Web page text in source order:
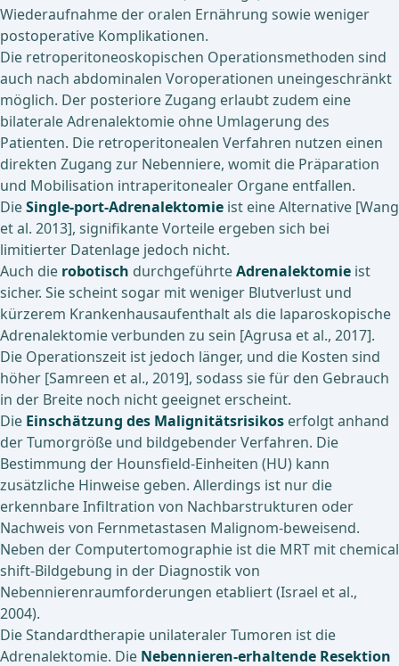
Wiederaufnahme der oralen Ernährung sowie weniger
postoperative Komplikationen.
Die retroperitoneoskopischen Operationsmethoden sind
auch nach abdominalen Voroperationen uneingeschränkt
möglich. Der posteriore Zugang erlaubt zudem eine
bilaterale Adrenalektomie ohne Umlagerung des
Patienten. Die retroperitonealen Verfahren nutzen einen
direkten Zugang zur Nebenniere, womit die Präparation
und Mobilisation intraperitonealer Organe entfallen.
DieSingle-port-Adrenalektomie ist eine Alternative [Wang
et al. 2013], signifikante Vorteile ergeben sich bei
limitierter Datenlage jedoch nicht.
Auch die robotisch durchgeführteAdrenalektomie ist
sicher. Sie scheint sogar mit weniger Blutverlust und
kürzerem Krankenhausaufenthalt als die laparoskopische
Adrenalektomie verbunden zu sein [Agrusa et al., 2017].
Die Operationszeit ist jedoch länger, und die Kosten sind
höher [Samreen et al., 2019], sodass sie für den Gebrauch
in der Breite noch nicht geeignet erscheint.
Die Einschätzung des Malignitätsrisikos erfolgt anhand
der Tumorgröße und bildgebender Verfahren. Die
Bestimmung der Hounsfield-Einheiten (HU) kann
zusätzliche Hinweise geben. Allerdings ist nur die
erkennbare Infiltration von Nachbarstrukturen oder
Nachweis von Fernmetastasen Malignom-beweisend.
Neben der Computertomographie ist die MRT mit chemical
shift-Bildgebung in der Diagnostik von
Nebennierenraumforderungen etabliert (Israel et al.,
2004).
Die Standardtherapie unilateraler Tumoren ist die
Adrenalektomie. Die Nebennieren-erhaltende Resektion